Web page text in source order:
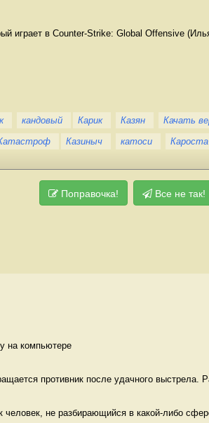
играет в Counter-Strike: Global Offensive
кандовый Карик Казян Качать
Казиныч катоси Кароста
Поправочка! Все не так!
на компьютере
противник после удачного выстрела.
человек, не разбирающийся в какой-либо